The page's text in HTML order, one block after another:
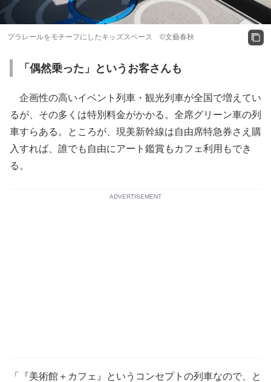
プラレールをモチーフにしたキッズスペース ©文藝春秋
「偶然乗った」というお客さんも
企画性の高いイベント列車・観光列車が全国で増えてい
るが、その多くは特別料金がかかる。全席グリーン車の列
車すらある。ところが、現美新幹線は自由席特急券さえ購
入すれば、誰でも自由にアート鑑賞もカフェ利用もでき
る。
ADVERTISEMENT
「『美術館＋カフェ』というコンセプトの列車なので、と